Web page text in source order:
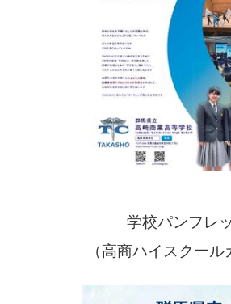
学校パンフレ
（高商ハイスクール